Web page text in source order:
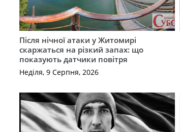
Після нічної атаки у Житомирі
скаржаться на різкий запах: що
показують датчики повітря
Неділя, 9 Серпня, 2026